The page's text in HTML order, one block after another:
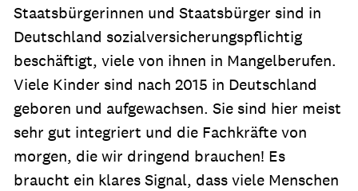
Staatsbürgerinnen und Staatsbürger sind in
Deutschland sozialversicherungspflichtig
beschäftigt, viele von ihnen in Mangelberufen.
Viele Kinder sind nach 2015 in Deutschland
geboren und aufgewachsen. Sie sind hier meist
sehr gut integriert und die Fachkräfte von
morgen, die wir dringend brauchen! Es
braucht ein klares Signal, dass viele Menschen